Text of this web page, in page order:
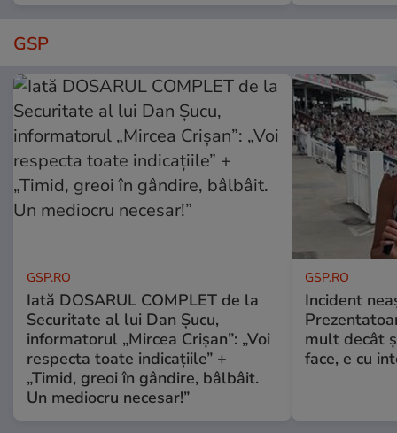
GSP
GSP.RO
Iată DOSARUL COMPLET de la
Securitate al lui Dan Șucu,
informatorul „Mircea Crișan”: „Voi
respecta toate indicațiile” +
„Timid, greoi în gândire, bâlbâit.
Un mediocru necesar!”
GSP.RO
Incident
mult decât
face, e cu